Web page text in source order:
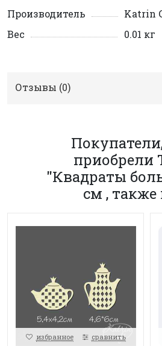
Производитель
Katrin
Вес
0.01 кг
Отзывы (0)
приобрели
"Квадраты
см ,
избранное сравнить